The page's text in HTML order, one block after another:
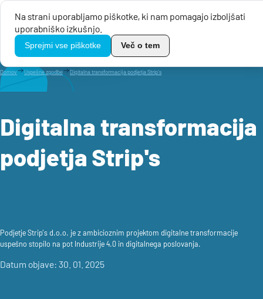
Na strani uporabljamo piškotke, ki nam pomagajo izboljšati
uporabniško izkušnjo.
Sprejmi vse piškotke Več o tem
TikoPro
Domov Uspešne zgodbe Digitalna transformacija podjetja Strip's
Digitalna transformacija
podjetja Strip's
Podjetje Strip’s d.o.o. je z ambicioznim projektom digitalne transformacije
uspešno stopilo na pot Industrije 4.0 in digitalnega poslovanja.
Datum objave: 30. 01. 2025